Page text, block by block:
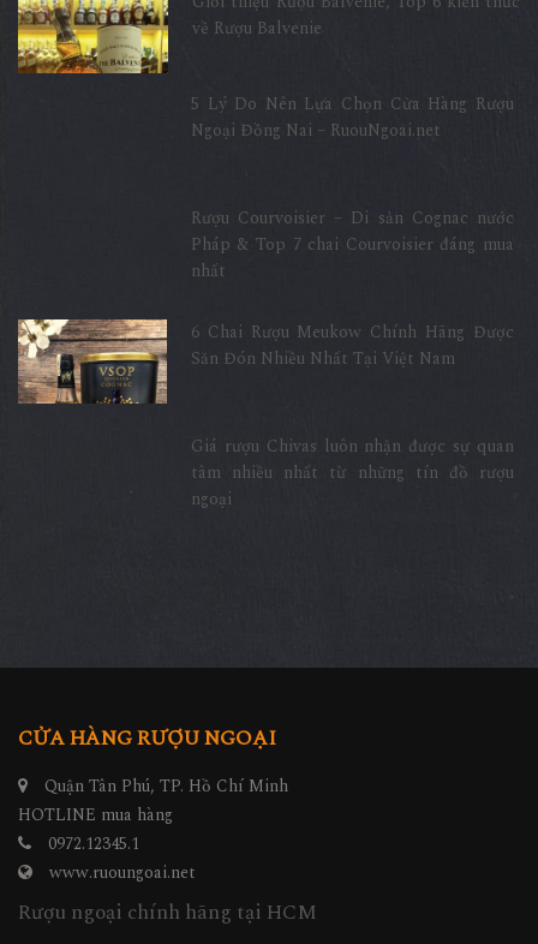
về Rượu Balvenie
5 Lý Do Nên Lựa Chọn Cửa Hàng Rượu
Ngoại Đồng Nai – RuouNgoai.net
Rượu Courvoisier – Di sản Cognac nước
Pháp & Top 7 chai Courvoisier đáng mua
nhất
6 Chai Rượu Meukow Chính Hãng Được
Săn Đón Nhiều Nhất Tại Việt Nam
Giá rượu Chivas luôn nhận được sự quan
tâm nhiều nhất từ những tín đồ rượu
ngoại
CỬA HÀNG RƯỢU NGOẠI
Quận Tân Phú, TP. Hồ Chí Minh
HOTLINE mua hàng
0972.12345.1
www.ruoungoai.net
Rượu ngoại chính hãng tại HCM